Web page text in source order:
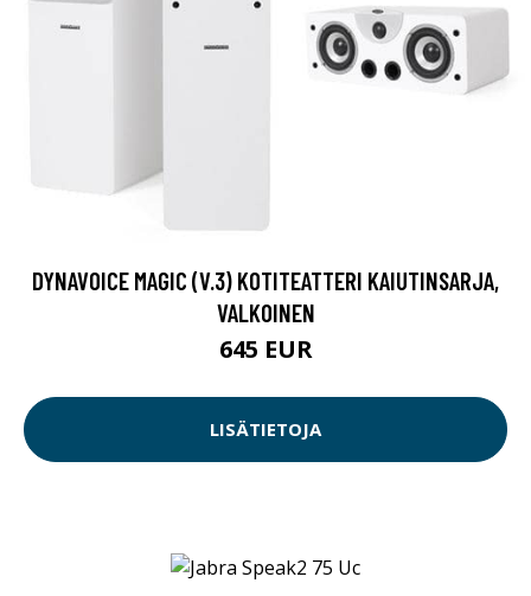
DYNAVOICE MAGIC (V.3) KOTITEATTERI KAIUTINSARJA,
VALKOINEN
645 EUR
LISÄTIETOJA